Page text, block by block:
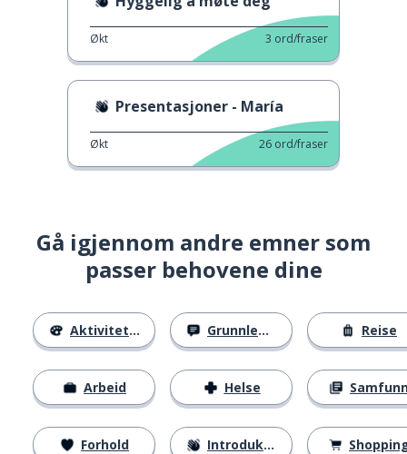
Økt 3 ord/fraser
Presentasjoner - María
Økt 26 ord/fraser
Gå igjennom andre emner som
passer behovene dine
Aktiviteter
Arbeid
Forhold
Grunnleggende
Helse
Introduksjoner
Reise